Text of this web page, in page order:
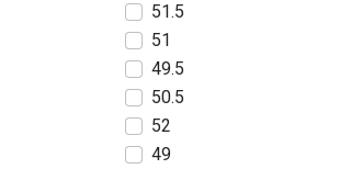
51.5
51
49.5
50.5
52
49